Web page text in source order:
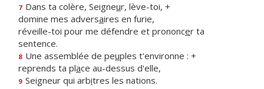
7 Dans ta colère, Seigneur, lève-toi, +
domine mes adversaires en furie,
réveille-toi pour me défendre et prononcer ta
sentence.
8 Une assemblée de peuples t'environne : +
reprends ta place au-dessus d'elle,
9 Seigneur qui arbitres les nations.